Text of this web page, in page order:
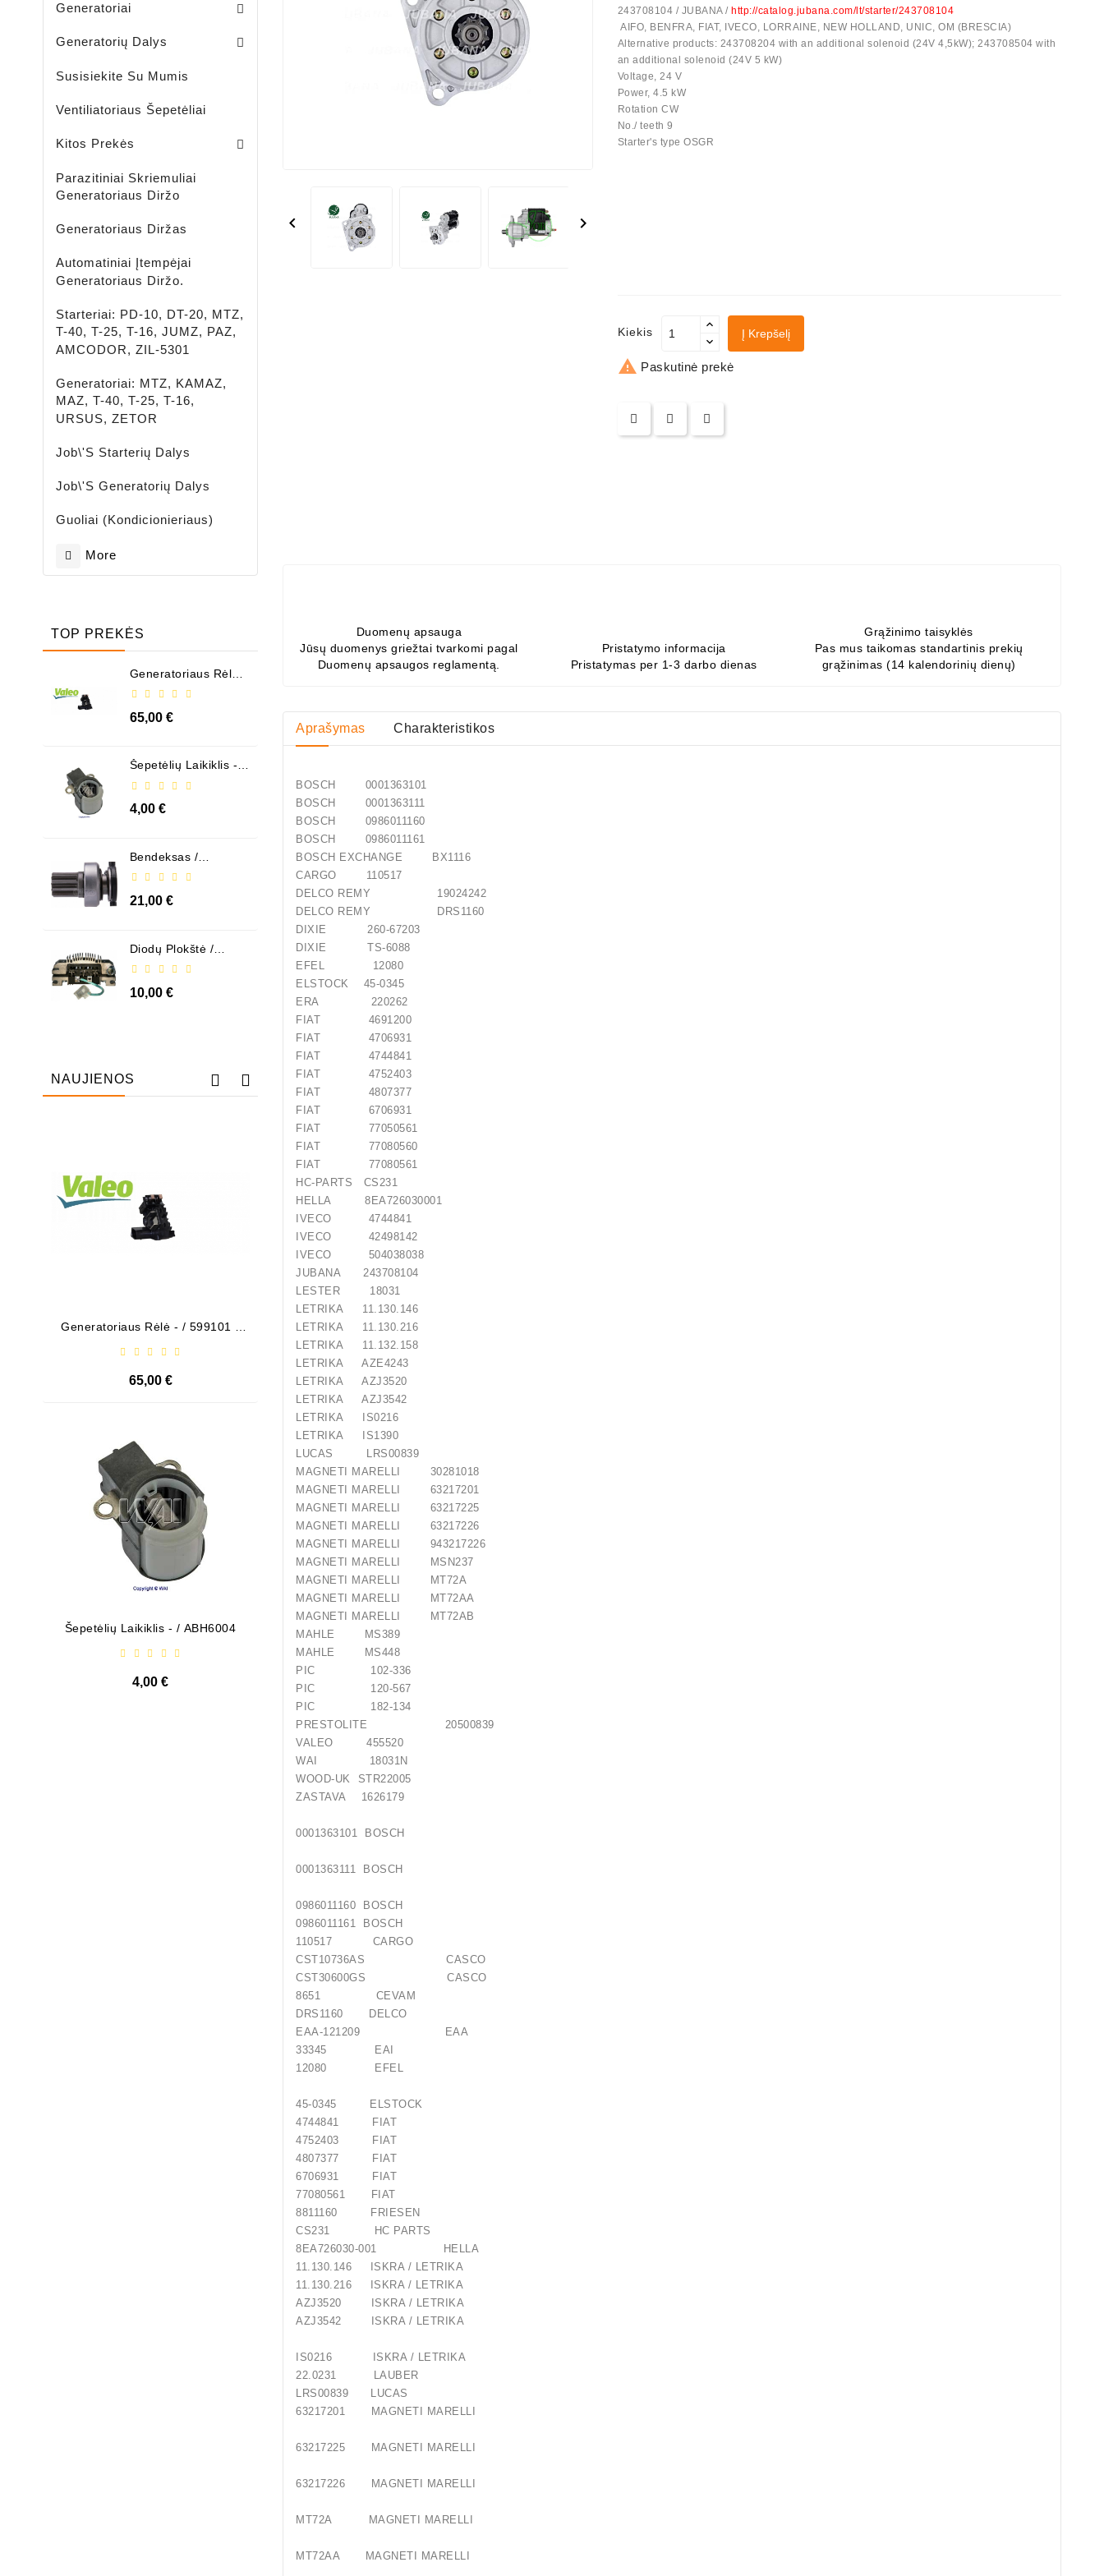
Generatoriai
Generatorių Dalys
Susisiekite Su Mumis
Ventiliatoriaus Šepetėliai
Kitos Prekės
Parazitiniai Skriemuliai
Generatoriaus Diržo
Generatoriaus Diržas
Automatiniai Įtempėjai
Generatoriaus Diržo.
Starteriai: PD-10, DT-20, MTZ,
T-40, T-25, T-16, JUMZ, PAZ,
AMCODOR, ZIL-5301
Generatoriai: MTZ, KAMAZ,
MAZ, T-40, T-25, T-16,
URSUS, ZETOR
Job\'s Starterių Dalys
Job\'s Generatorių Dalys
Guoliai (kondicionieriaus)
More
TOP PREKĖS
Generatoriaus Rėlė -
65,00 €
Šepetėlių Laikiklis - /
4,00 €
Bendeksas /
21,00 €
Diodų Plokštė /
10,00 €
NAUJIENOS
Generatoriaus Rėlė - / 599101 (
65,00 €
Šepetėlių Laikiklis - / ABH6004
4,00 €
Išparduota
Bendeksas / 1006209661
21,00 €
Išparduota
Diodų Plokštė / 131505
10,00 €
 
243708104 / JUBANA / http://catalog.jubana.com/lt/starter/243708104
AIFO, BENFRA, FIAT, IVECO, LORRAINE, NEW HOLLAND, UNIC, OM (BRESCIA)
Alternative products: 243708204 with an additional solenoid (24V 4,5kW); 243708504 with
an additional solenoid (24V 5 kW)
Voltage, 24 V
Power, 4.5 kW
Rotation CW
No./ teeth 9
Starter's type OSGR
Kiekis Į Krepšelį
 Paskutinė prekė
Duomenų apsauga
Jūsų duomenys griežtai tvarkomi pagal
Duomenų apsaugos reglamentą.
Pristatymo informacija
Pristatymas per 1-3 darbo dienas
Grąžinimo taisyklės
Pas mus taikomas standartinis prekių
grąžinimas (14 kalendorinių dienų)
Aprašymas Charakteristikos
BOSCH 0001363101
BOSCH 0001363111
BOSCH 0986011160
BOSCH 0986011161
BOSCH EXCHANGE BX1116
CARGO 110517
DELCO REMY 19024242
DELCO REMY DRS1160
DIXIE 260-67203
DIXIE TS-6088
EFEL 12080
ELSTOCK 45-0345
ERA 220262
FIAT 4691200
FIAT 4706931
FIAT 4744841
FIAT 4752403
FIAT 4807377
FIAT 6706931
FIAT 77050561
FIAT 77080560
FIAT 77080561
HC-PARTS CS231
HELLA 8EA726030001
IVECO 4744841
IVECO 42498142
IVECO 504038038
JUBANA 243708104
LESTER 18031
LETRIKA 11.130.146
LETRIKA 11.130.216
LETRIKA 11.132.158
LETRIKA AZE4243
LETRIKA AZJ3520
LETRIKA AZJ3542
LETRIKA IS0216
LETRIKA IS1390
LUCAS LRS00839
MAGNETI MARELLI 30281018
MAGNETI MARELLI 63217201
MAGNETI MARELLI 63217225
MAGNETI MARELLI 63217226
MAGNETI MARELLI 943217226
MAGNETI MARELLI MSN237
MAGNETI MARELLI MT72A
MAGNETI MARELLI MT72AA
MAGNETI MARELLI MT72AB
MAHLE MS389
MAHLE MS448
PIC 102-336
PIC 120-567
PIC 182-134
PRESTOLITE 20500839
VALEO 455520
WAI 18031N
WOOD-UK STR22005
ZASTAVA 1626179
0001363101 BOSCH
0001363111 BOSCH
0986011160 BOSCH
0986011161 BOSCH
110517 CARGO
CST10736AS CASCO
CST30600GS CASCO
8651 CEVAM
DRS1160 DELCO
EAA-121209 EAA
33345 EAI
12080 EFEL
45-0345 ELSTOCK
4744841 FIAT
4752403 FIAT
4807377 FIAT
6706931 FIAT
77080561 FIAT
8811160 FRIESEN
CS231 HC PARTS
8EA726030-001 HELLA
11.130.146 ISKRA / LETRIKA
11.130.216 ISKRA / LETRIKA
AZJ3520 ISKRA / LETRIKA
AZJ3542 ISKRA / LETRIKA
IS0216 ISKRA / LETRIKA
22.0231 LAUBER
LRS00839 LUCAS
63217201 MAGNETI MARELLI
63217225 MAGNETI MARELLI
63217226 MAGNETI MARELLI
MT72A MAGNETI MARELLI
MT72AA MAGNETI MARELLI